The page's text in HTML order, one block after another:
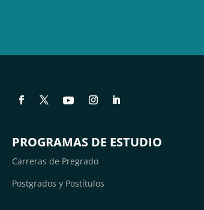
PROGRAMAS DE ESTUDIO
Carreras de Pregrado
Postgrados y Postítulos